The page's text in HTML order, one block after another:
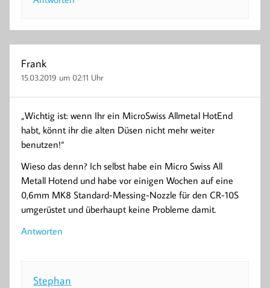
Frank
15.03.2019 um 02:11 Uhr
„Wichtig ist: wenn Ihr ein MicroSwiss Allmetal HotEnd
habt, könnt ihr die alten Düsen nicht mehr weiter
benutzen!“
Wieso das denn? Ich selbst habe ein Micro Swiss All
Metall Hotend und habe vor einigen Wochen auf eine
0,6mm MK8 Standard-Messing-Nozzle für den CR-10S
umgerüstet und überhaupt keine Probleme damit.
Antworten
Stephan